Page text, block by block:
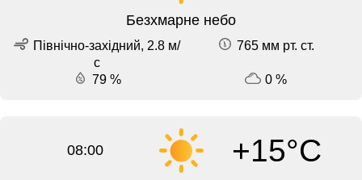
Безхмарне небо
Північно-західний, 2.8 м/
с
765 мм рт. ст.
79 % 0 %
08:00 +15°C